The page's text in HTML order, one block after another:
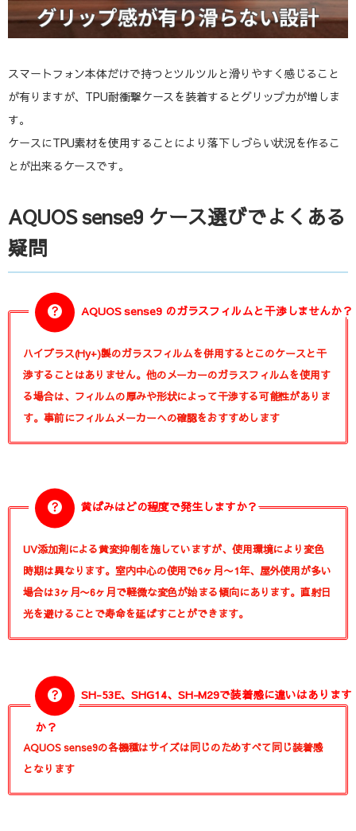
スマートフォン本体だけで持つとツルツルと滑りやすく感じること
が有りますが、TPU耐衝撃ケースを装着するとグリップ力が増しま
す。
ケースにTPU素材を使用することにより落下しづらい状況を作るこ
とが出来るケースです。
AQUOS sense9 ケース選びでよくある
疑問
AQUOS sense9 のガラスフィルムと干渉しませんか？
ハイプラス(Hy+)製のガラスフィルムを併用するとこのケースと干
渉することはありません。他のメーカーのガラスフィルムを使用す
る場合は、フィルムの厚みや形状によって干渉する可能性がありま
す。事前にフィルムメーカーへの確認をおすすめします
黄ばみはどの程度で発生しますか？
UV添加剤による黄変抑制を施していますが、使用環境により変色
時期は異なります。室内中心の使用で6ヶ月〜1年、屋外使用が多い
場合は3ヶ月〜6ヶ月で軽微な変色が始まる傾向にあります。直射日
光を避けることで寿命を延ばすことができます。
SH-53E、SHG14、SH-M29で装着感に違いはあります
か？
AQUOS sense9の各機種はサイズは同じのためすべて同じ装着感
となります